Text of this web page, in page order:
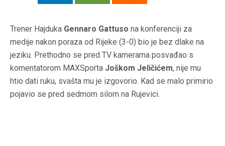
Trener Hajduka Gennaro Gattuso na konferenciji za
medije nakon poraza od Rijeke (3-0) bio je bez dlake na
jeziku. Prethodno se pred TV kamerama posvađao s
komentatorom MAXSporta Joškom Jeličićem, nije mu
htio dati ruku, svašta mu je izgovorio. Kad se malo primirio
pojavio se pred sedmom silom na Rujevici.